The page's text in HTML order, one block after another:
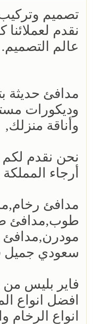
تصميم وتركيب
نقدم
عالم التصميم.
مدافئ حديثة
وديكورات
وأناقة منزلك,
نحن نقدم لكم
أرجاء
مدافئ
طوب,مدافئ
سعودي جميل
فاير بليس
افضل انواع
انواع الرخام